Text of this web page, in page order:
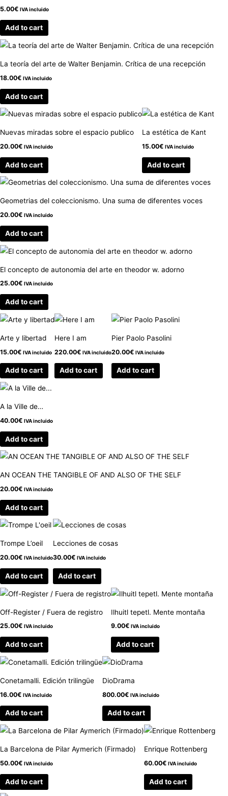
5.00€ IVA incluido
Add to cart
La teoría del arte de Walter Benjamin. Crítica de una recepción
18.00€ IVA incluido
Add to cart
Nuevas miradas sobre el espacio publico
20.00€ IVA incluido
Add to cart
La estética de Kant
15.00€ IVA incluido
Add to cart
Geometrias del coleccionismo. Una suma de diferentes voces
20.00€ IVA incluido
Add to cart
El concepto de autonomia del arte en theodor w. adorno
25.00€ IVA incluido
Add to cart
Arte y libertad
15.00€ IVA incluido
Add to cart
Here I am
220.00€ IVA incluido
Add to cart
Pier Paolo Pasolini
20.00€ IVA incluido
Add to cart
A la Ville de…
40.00€ IVA incluido
Add to cart
AN OCEAN THE TANGIBLE OF AND ALSO OF THE SELF
20.00€ IVA incluido
Add to cart
Trompe L’oeil
20.00€ IVA incluido
Add to cart
Lecciones de cosas
30.00€ IVA incluido
Add to cart
Off-Register / Fuera de registro
25.00€ IVA incluido
Add to cart
Ilhuitl tepetl. Mente montaña
9.00€ IVA incluido
Add to cart
Conetamalli. Edición trilingüe
16.00€ IVA incluido
Add to cart
DioDrama
800.00€ IVA incluido
Add to cart
La Barcelona de Pilar Aymerich (Firmado)
50.00€ IVA incluido
Add to cart
Enrique Rottenberg
60.00€ IVA incluido
Add to cart